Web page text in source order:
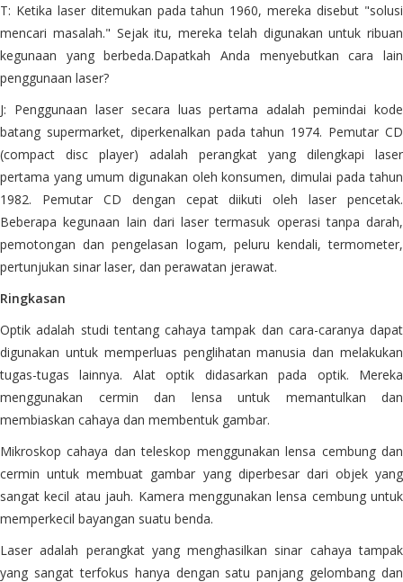
T: Ketika laser ditemukan pada tahun 1960, mereka disebut "solusi
mencari masalah." Sejak itu, mereka telah digunakan untuk ribuan
kegunaan yang berbeda.Dapatkah Anda menyebutkan cara lain
penggunaan laser?
J: Penggunaan laser secara luas pertama adalah pemindai kode
batang supermarket, diperkenalkan pada tahun 1974. Pemutar CD
(compact disc player) adalah perangkat yang dilengkapi laser
pertama yang umum digunakan oleh konsumen, dimulai pada tahun
1982. Pemutar CD dengan cepat diikuti oleh laser pencetak.
Beberapa kegunaan lain dari laser termasuk operasi tanpa darah,
pemotongan dan pengelasan logam, peluru kendali, termometer,
pertunjukan sinar laser, dan perawatan jerawat.
Ringkasan
Optik adalah studi tentang cahaya tampak dan cara-caranya dapat
digunakan untuk memperluas penglihatan manusia dan melakukan
tugas-tugas lainnya. Alat optik didasarkan pada optik. Mereka
menggunakan cermin dan lensa untuk memantulkan dan
membiaskan cahaya dan membentuk gambar.
Mikroskop cahaya dan teleskop menggunakan lensa cembung dan
cermin untuk membuat gambar yang diperbesar dari objek yang
sangat kecil atau jauh. Kamera menggunakan lensa cembung untuk
memperkecil bayangan suatu benda.
Laser adalah perangkat yang menghasilkan sinar cahaya tampak
yang sangat terfokus hanya dengan satu panjang gelombang dan